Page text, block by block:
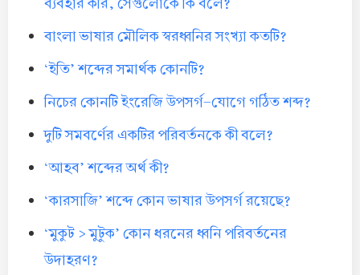
বাংলা ভাষার মৌলিক স্বরধ্বনির সংখ্যা কতটি?
‘ইতি’ শব্দের সমার্থক কোনটি?
নিচের কোনটি ইংরেজি উপসর্গ-যোগে গঠিত শব্দ?
দুটি সমবর্ণের একটির পরিবর্তনকে কী বলে?
‘আহব’ শব্দের অর্থ কী?
‘কারসাজি’ শব্দে কোন ভাষার উপসর্গ রয়েছে?
‘মুকুট > মুটুক’ কোন ধরনের ধ্বনি পরিবর্তনের
উদাহরণ?